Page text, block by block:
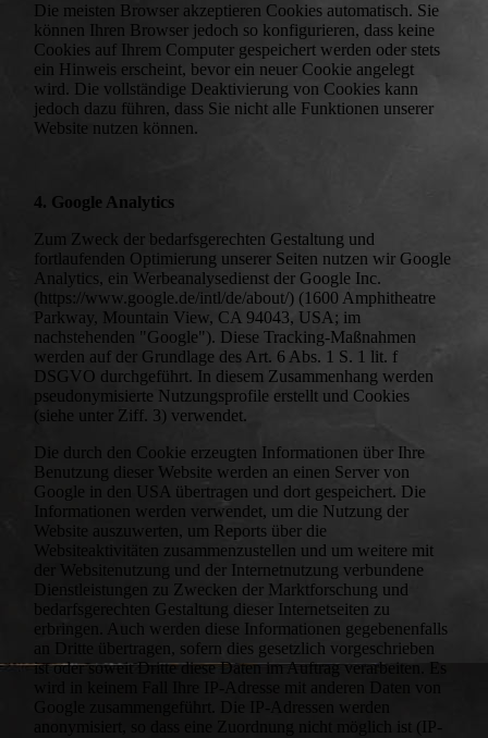
Die meisten Browser akzeptieren Cookies automatisch. Sie
können Ihren Browser jedoch so konfigurieren, dass keine
Cookies auf Ihrem Computer gespeichert werden oder stets
ein Hinweis erscheint, bevor ein neuer Cookie angelegt
wird. Die vollständige Deaktivierung von Cookies kann
jedoch dazu führen, dass Sie nicht alle Funktionen unserer
Website nutzen können.
4. Google Analytics
Zum Zweck der bedarfsgerechten Gestaltung und
fortlaufenden Optimierung unserer Seiten nutzen wir Google
Analytics, ein Werbeanalysedienst der Google Inc.
(https://www.google.de/intl/de/about/) (1600 Amphitheatre
Parkway, Mountain View, CA 94043, USA; im
nachstehenden "Google"). Diese Tracking-Maßnahmen
werden auf der Grundlage des Art. 6 Abs. 1 S. 1 lit. f
DSGVO durchgeführt. In diesem Zusammenhang werden
pseudonymisierte Nutzungsprofile erstellt und Cookies
(siehe unter Ziff. 3) verwendet.
Die durch den Cookie erzeugten Informationen über Ihre
Benutzung dieser Website werden an einen Server von
Google in den USA übertragen und dort gespeichert. Die
Informationen werden verwendet, um die Nutzung der
Website auszuwerten, um Reports über die
Websiteaktivitäten zusammenzustellen und um weitere mit
der Websitenutzung und der Internetnutzung verbundene
Dienstleistungen zu Zwecken der Marktforschung und
bedarfsgerechten Gestaltung dieser Internetseiten zu
erbringen. Auch werden diese Informationen gegebenenfalls
an Dritte übertragen, sofern dies gesetzlich vorgeschrieben
ist oder soweit Dritte diese Daten im Auftrag verarbeiten. Es
wird in keinem Fall Ihre IP-Adresse mit anderen Daten von
Google zusammengeführt. Die IP-Adressen werden
anonymisiert, so dass eine Zuordnung nicht möglich ist (IP-